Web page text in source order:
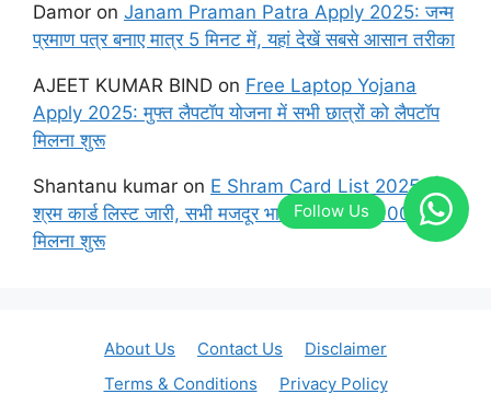
Damor on Janam Praman Patra Apply 2025: जन्म
प्रमाण पत्र बनाए मात्र 5 मिनट में, यहां देखें सबसे आसान तरीका
AJEET KUMAR BIND on Free Laptop Yojana
Apply 2025: मुफ्त लैपटॉप योजना में सभी छात्रों को लैपटॉप
मिलना शुरू
Shantanu kumar on E Shram Card List 2025: ई
श्रम कार्ड लिस्ट जारी, सभी मजदूर भाइयों के खाते में 1000 रुपए
मिलना शुरू
About Us Contact Us
Disclaimer
Terms & Conditions
Privacy Policy